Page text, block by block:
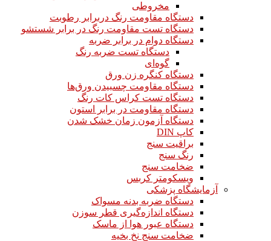
مخروطی
دستگاه مقاومت رنگ دربرابر رطوبت
دستگاه تست مقاومت رنگ در برابر شستشو
دستگاه دوام در برابر ضربه
دستگاه تست ضربه رنگ
گوه‌ای
دستگاه کنگره زن ورق
دستگاه مقاومت چسبیدن ورق‌ها
دستگاه تست کراس کات رنگ
دستگاه مقاومت در برابر استون
دستگاه آزمون زمان خشک شدن
کاپ DIN
براقیت سنج
رنگ سنج
ضخامت سنج
ویسکومتر کربس
آزمایشگاه پزشکی
دستگاه ضربه بدنه مسواک
دستگاه اندازه‌گیری قطر سوزن
دستگاه عبور هوا از ماسک
ضخامت سنج نخ بخیه